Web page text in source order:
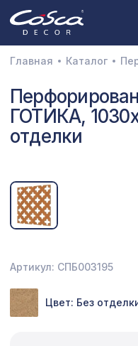
3D орнамент
Акустические
Декоративные
Межкомнатные арки
Натуральные
Плинтусы
Распродажа
Главная Каталог
ГОТИКА,
отделки
Артикул: СПБ003195
Цвет: Без